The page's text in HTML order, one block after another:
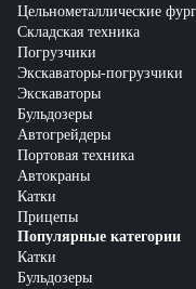
Цельнометаллические
Складская техника
Погрузчики
Экскаваторы-погрузчики
Экскаваторы
Бульдозеры
Автогрейдеры
Портовая техника
Автокраны
Катки
Прицепы
Популярные категории
Катки
Бульдозеры